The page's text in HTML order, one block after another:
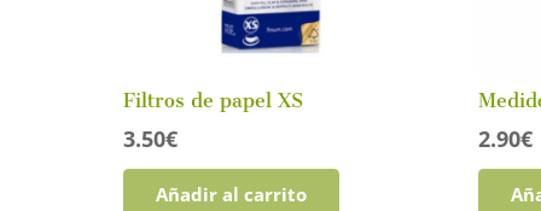
Filtros de papel XS
3.50€
Añadir al carrito
2.90€